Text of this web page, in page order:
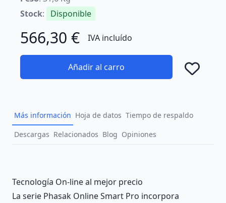
Stock: Disponible
566,30 € IVA incluído
Añadir al carro
Más información Hoja de datos Tiempo de respaldo
Descargas Relacionados Blog Opiniones
Tecnología On-line al mejor precio
La serie Phasak Online Smart Pro incorpora